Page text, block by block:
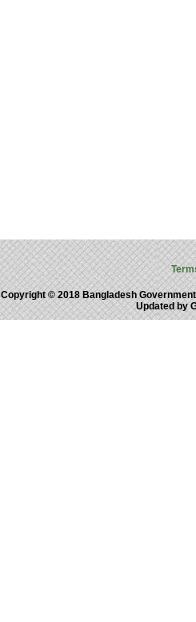
Copyright © 2018 Bangladesh
Updated by